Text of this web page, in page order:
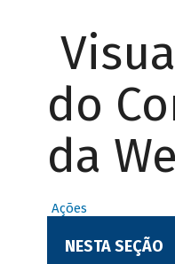
do
da
Ações
NESTA SEÇÃO